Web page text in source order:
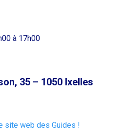
à 17h00
35 – 1050 Ixelles
site web des Guides !